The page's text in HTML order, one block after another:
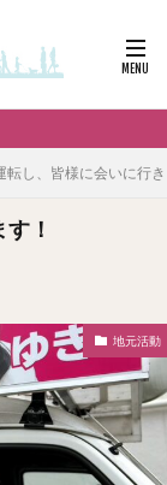
転し、皆様に会いに行
！
地元活動